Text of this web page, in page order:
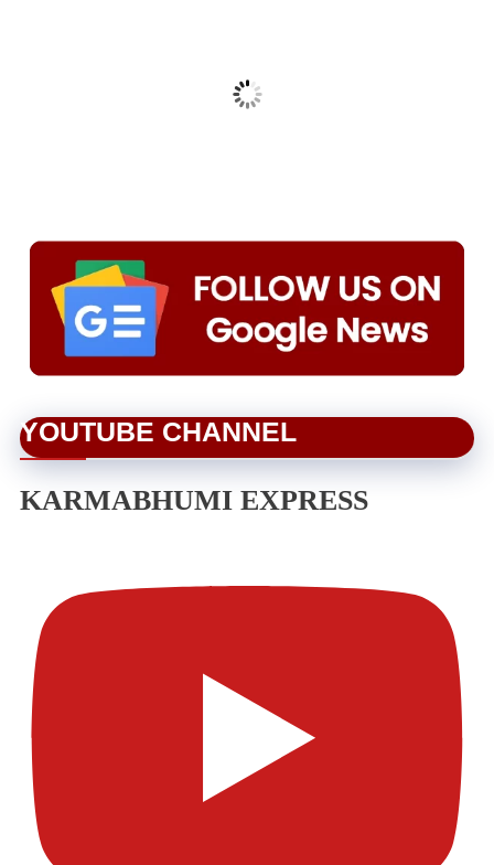
YOUTUBE CHANNEL
KARMABHUMI EXPRESS